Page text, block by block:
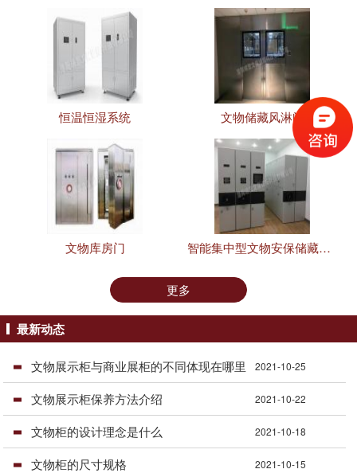
恒温恒湿系统 文物储藏风淋间
文物库房门 智能集中型文物安保储藏设施
更多
最新动态
文物展示柜与商业展柜的不同体现在哪里 2021-10-25
文物展示柜保养方法介绍 2021-10-22
文物柜的设计理念是什么 2021-10-18
文物柜的尺寸规格 2021-10-15